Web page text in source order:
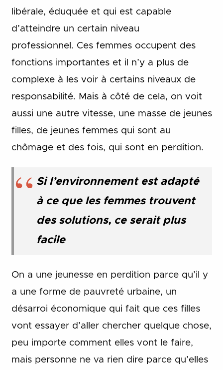
libérale, éduquée et qui est capable
d’atteindre un certain niveau
professionnel. Ces femmes occupent des
fonctions importantes et il n’y a plus de
complexe à les voir à certains niveaux de
responsabilité. Mais à côté de cela, on voit
aussi une autre vitesse, une masse de jeunes
filles, de jeunes femmes qui sont au
chômage et des fois, qui sont en perdition.
Si l’environnement est adapté
à ce que les femmes trouvent
des solutions, ce serait plus
facile
On a une jeunesse en perdition parce qu’il y
a une forme de pauvreté urbaine, un
désarroi économique qui fait que ces filles
vont essayer d’aller chercher quelque chose,
peu importe comment elles vont le faire,
mais personne ne va rien dire parce qu’elles